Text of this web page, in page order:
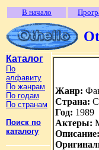
В начало
Каталог
По
алфавиту
По жанрам
По годам
По странам
Поиск по
каталогу
Жанр:
Страна:
Год: 1989
Актеры:
Описание: